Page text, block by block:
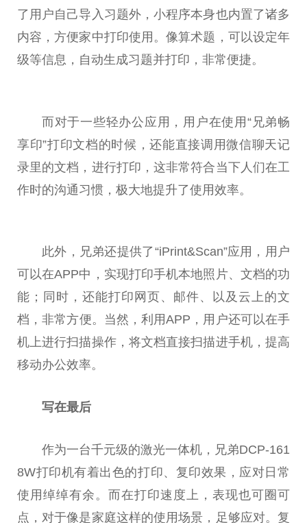
了用户自己导入 习 题外，小程序本身也内置了诸多
内容，方便家中打印使用。像算术题，可以设定年
级等信息，自动生成习 题并打印，非常便捷。
而对于一些轻办公应用，用户在使用“兄弟畅
享印”打印文档的时候，还能直接调用微信聊天记
录里的文档，进行打印，这非常符合当下人们在工
作时的沟通习惯，极大地提升了使用效率。
此外，兄弟还提供了“iPrint&Scan”应用，用户
可以在APP中，实现打印手机本地照片、文档的功
能；同时，还能打印网页、邮件、以及云上的文
档，非常方便。当然，利用APP，用户还可以在手
机上进行扫描操作，将文档直接扫描进手机，提高
移动办公效率。
写在最后
作为一台千元级的激光一体机，兄弟DCP-161
8W打印机有着出色的打印、复印效果，应对日常
使用绰绰有余。而在打印速度上，表现也可圈可
点，对于像是家庭这样的使用场景，足够应对。复